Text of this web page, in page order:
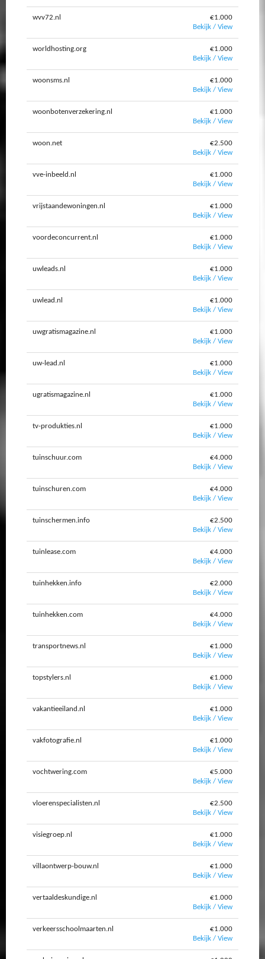
wvv72.nl
€1.000
Bekijk / View
worldhosting.org
€1.000
Bekijk / View
woonsms.nl
€1.000
Bekijk / View
woonbotenverzekering.nl
€1.000
Bekijk / View
woon.net
€2.500
Bekijk / View
vve-inbeeld.nl
€1.000
Bekijk / View
vrijstaandewoningen.nl
€1.000
Bekijk / View
voordeconcurrent.nl
€1.000
Bekijk / View
uwleads.nl
€1.000
Bekijk / View
uwlead.nl
€1.000
Bekijk / View
uwgratismagazine.nl
€1.000
Bekijk / View
uw-lead.nl
€1.000
Bekijk / View
ugratismagazine.nl
€1.000
Bekijk / View
tv-produkties.nl
€1.000
Bekijk / View
tuinschuur.com
€4.000
Bekijk / View
tuinschuren.com
€4.000
Bekijk / View
tuinschermen.info
€2.500
Bekijk / View
tuinlease.com
€4.000
Bekijk / View
tuinhekken.info
€2.000
Bekijk / View
tuinhekken.com
€4.000
Bekijk / View
transportnews.nl
€1.000
Bekijk / View
topstylers.nl
€1.000
Bekijk / View
vakantieeiland.nl
€1.000
Bekijk / View
vakfotografie.nl
€1.000
Bekijk / View
vochtwering.com
€5.000
Bekijk / View
vloerenspecialisten.nl
€2.500
Bekijk / View
visiegroep.nl
€1.000
Bekijk / View
villaontwerp-bouw.nl
€1.000
Bekijk / View
vertaaldeskundige.nl
€1.000
Bekijk / View
verkeersschoolmaarten.nl
€1.000
Bekijk / View